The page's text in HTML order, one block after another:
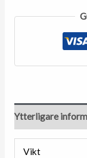
Ytterligare
Vikt